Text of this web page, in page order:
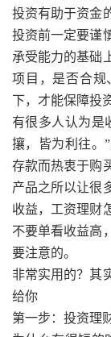
投资有助于资金
投资前一定要谨
承受能力的基础
项目，是否合规
下，才能保障投
有很多人认为是
攘，皆为利往。
存款而热衷于购
产品之所以让很
收益，工资理财
不要单看收益高
要注意的。
非常实用的？其
给你
第一步：投资理